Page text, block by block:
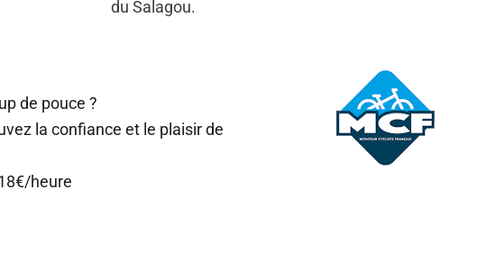
du Salagou.
de pouce ?
la confiance et le plaisir de
heure